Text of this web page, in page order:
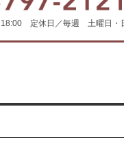
18:00 定休日／毎週 土曜日・